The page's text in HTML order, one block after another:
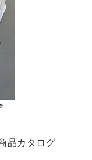
品カタログ